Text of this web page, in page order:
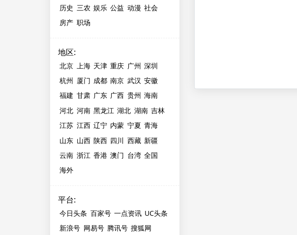
历史 三农 娱乐 公益 动漫 社会
房产 职场
地区:
北京 上海 天津 重庆 广州 深圳
杭州 厦门 成都 南京 武汉 安徽
福建 甘肃 广东 广西 贵州 海南
河北 河南 黑龙江 湖北 湖南 吉林
江苏 江西 辽宁 内蒙 宁夏 青海
山东 山西 陕西 四川 西藏 新疆
云南 浙江 香港 澳门 台湾 全国
海外
平台:
今日头条 百家号 一点资讯 UC头条
新浪号 网易号 腾讯号 搜狐网